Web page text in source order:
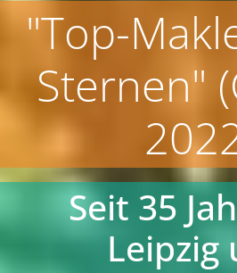
"Top-
Sternen"
Seit 35
Leipzig